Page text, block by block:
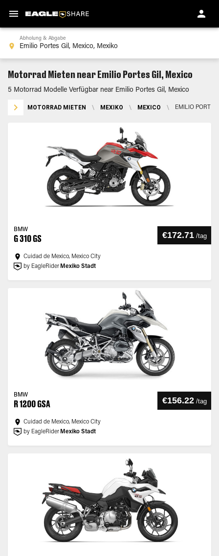
Abholung & Abgabe
Motorrad Mieten near Emilio Portes Gil, Mexico
5 Motorrad Modelle Verfügbar near Emilio Portes Gil, Mexico
MOTORRAD MIETEN \ MEXIKO \ MEXICO \ EMILIO
BMW
G 310 GS €172.71 /tag
Cuidad de Mexico, Mexico City
by EagleRider Mexiko Stadt
BMW
R 1200 GSA €156.22 /tag
Cuidad de Mexico, Mexico City
by EagleRider Mexiko Stadt